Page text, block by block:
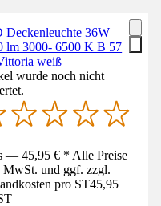
Deckenleuchte 36W
lm 3000- 6500 K B 57
weiß
wurde noch nicht
— 45,95 € * Alle Preise
und ggf. zzgl.
pro ST45,95